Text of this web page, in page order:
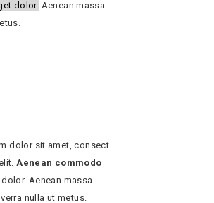
dolor. Aenean massa.
dolor sit amet, consect
Aenean commodo
Aenean massa.
nulla ut metus.